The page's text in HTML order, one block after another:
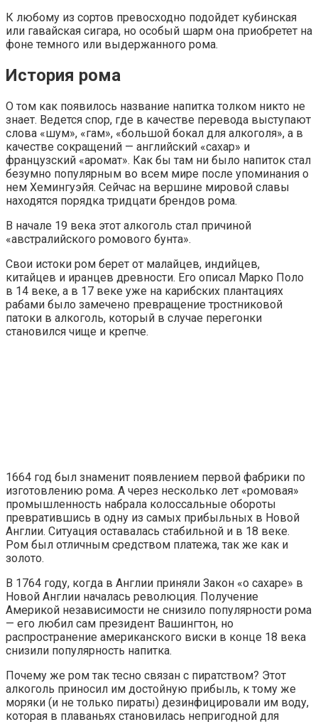
К любому из сортов превосходно подойдет кубинская
или гавайская сигара, но особый шарм она приобретет на
фоне темного или выдержанного рома.
История рома
О том как появилось название напитка толком никто не
знает. Ведется спор, где в качестве перевода выступают
слова «шум», «гам», «большой бокал для алкоголя», а в
качестве сокращений — английский «сахар» и
французский «аромат». Как бы там ни было напиток стал
безумно популярным во всем мире после упоминания о
нем Хемингуэйя. Сейчас на вершине мировой славы
находятся порядка тридцати брендов рома.
В начале 19 века этот алкоголь стал причиной
«австралийского ромового бунта».
Свои истоки ром берет от малайцев, индийцев,
китайцев и иранцев древности. Его описал Марко Поло
в 14 веке, а в 17 веке уже на карибских плантациях
рабами было замечено превращение тростниковой
патоки в алкоголь, который в случае перегонки
становился чище и крепче.
1664 год был знаменит появлением первой фабрики по
изготовлению рома. А через несколько лет «ромовая»
промышленность набрала колоссальные обороты
превратившись в одну из самых прибыльных в Новой
Англии. Ситуация оставалась стабильной и в 18 веке.
Ром был отличным средством платежа, так же как и
золото.
В 1764 году, когда в Англии приняли Закон «о сахаре» в
Новой Англии началась революция. Получение
Америкой независимости не снизило популярности рома
— его любил сам президент Вашингтон, но
распространение американского виски в конце 18 века
снизили популярность напитка.
Почему же ром так тесно связан с пиратством? Этот
алкоголь приносил им достойную прибыль, к тому же
моряки (и не только пираты) дезинфицировали им воду,
которая в плаваньях становилась непригодной для